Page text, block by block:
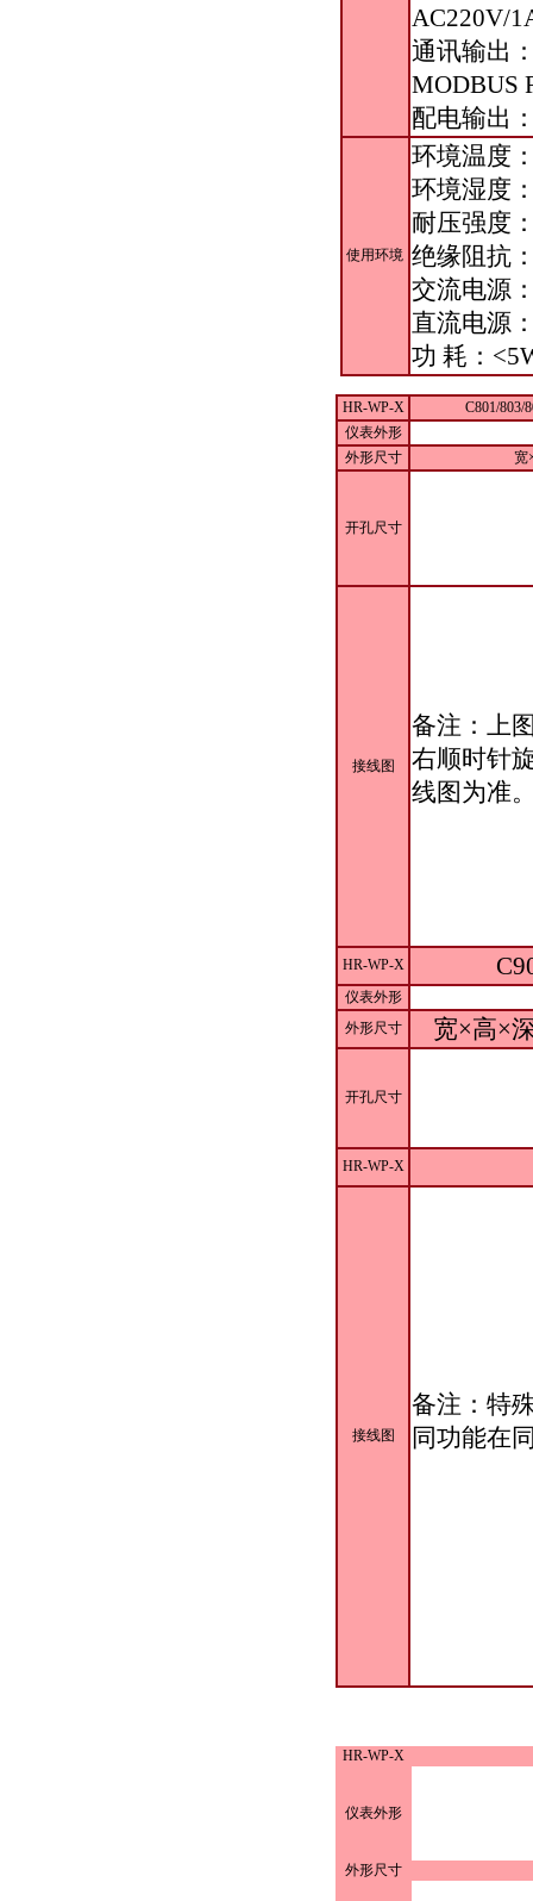
AC220V/
通讯输出
MODBUS
配电输出
使用环境
环境温度
环境湿度
耐压强度
绝缘阻抗
交流电源
直流电源
功 耗：
HR-WP-X
C801/803/
仪表外形
外形尺寸
宽
开孔尺寸
接线图
备注：上
右顺时针
线图为准
HR-WP-X
仪表外形
外形尺寸
宽×高×
开孔尺寸
HR-WP-X
接线图
备注：特
同功能在
HR-WP-X
仪表外形
外形尺寸